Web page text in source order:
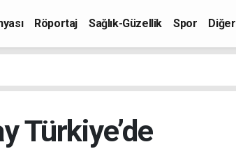
Röportaj Sağlık-Güzellik Spor Diğer
Türkiye’de